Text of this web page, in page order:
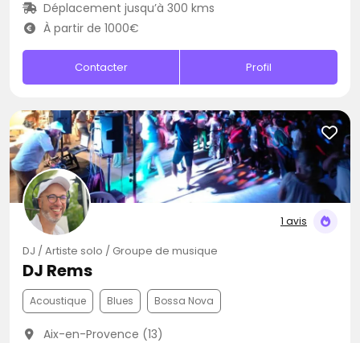
Déplacement jusqu’à 300 kms
À partir de 1000€
Contacter Profil
1 avis
DJ / Artiste solo / Groupe de musique
DJ Rems
Acoustique Blues Bossa Nova
Aix-en-Provence (13)